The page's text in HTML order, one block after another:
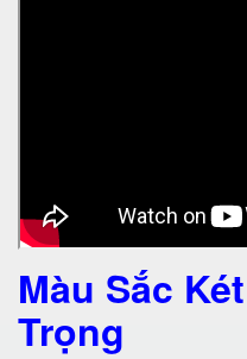
Màu Sắc
Trọng